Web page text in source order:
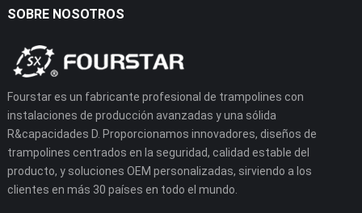
SOBRE NOSOTROS
Fourstar es un fabricante profesional de trampolines con
instalaciones de producción avanzadas y una sólida
R&capacidades D. Proporcionamos innovadores, diseños de
trampolines centrados en la seguridad, calidad estable del
producto, y soluciones OEM personalizadas, sirviendo a los
clientes en más 30 países en todo el mundo.